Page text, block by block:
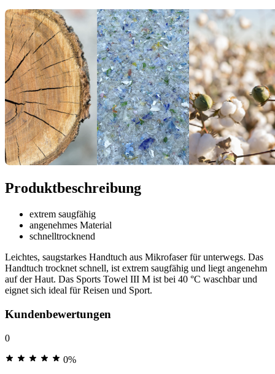
Produktbeschreibung
extrem saugfähig
angenehmes Material
schnelltrocknend
Leichtes, saugstarkes Handtuch aus Mikrofaser für unterwegs. Das
Handtuch trocknet schnell, ist extrem saugfähig und liegt angenehm
auf der Haut. Das Sports Towel III M ist bei 40 °C waschbar und
eignet sich ideal für Reisen und Sport.
Kundenbewertungen
0
0%